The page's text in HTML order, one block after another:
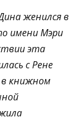
женился в
имени Мэри
эта
с Рене
в книжном